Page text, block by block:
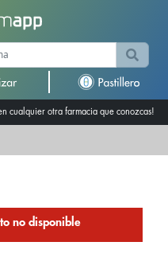
cualquier otra farmacia que conozcas!
no disponible